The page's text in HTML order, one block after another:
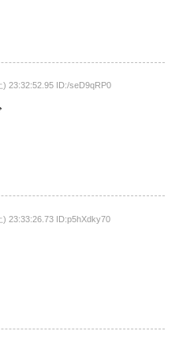
) 23:32:52.95 ID:/seD9qRP0
) 23:33:26.73 ID:p5hXdky70